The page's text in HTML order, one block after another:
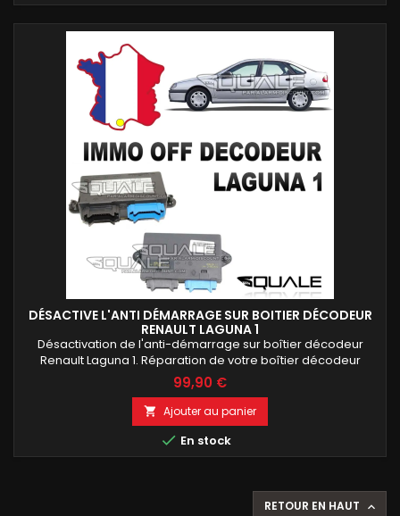
DÉSACTIVE L'ANTI DÉMARRAGE SUR BOITIER DÉCODEUR
RENAULT LAGUNA 1
Désactivation de l'anti-démarrage sur boîtier décodeur
Renault Laguna 1. Réparation de votre boîtier décodeur
d'origine sans modification de ses données. Retrouvez un
démarrage fiable tout en conservant le fonctionnement
d'origine du véhicule. Intervention réalisée en 24 h avec
contrôle complet avant expédition.
99,90 €
 Ajouter au panier
 En stock
RETOUR EN HAUT 